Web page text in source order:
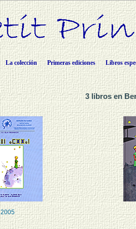
La colección Primeras ediciones Libros
3 libros en
2005